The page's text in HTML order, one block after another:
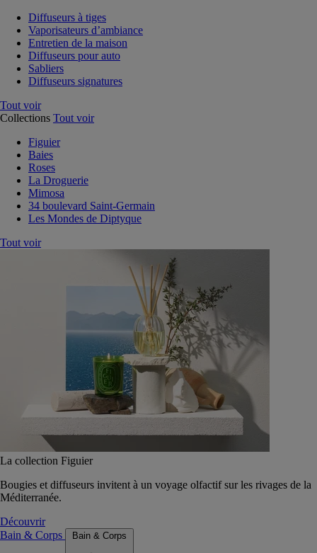
Diffuseurs à tiges
Vaporisateurs d’ambiance
Entretien de la maison
Diffuseurs pour auto
Sabliers
Diffuseurs signatures
Tout voir
Collections Tout voir
Figuier
Baies
Roses
La Droguerie
Mimosa
34 boulevard Saint-Germain
Les Mondes de Diptyque
Tout voir
La collection Figuier
Bougies et diffuseurs invitent à un voyage olfactif sur les rivages de la
Méditerranée.
Découvrir
Bain & Corps
Bain & Corps